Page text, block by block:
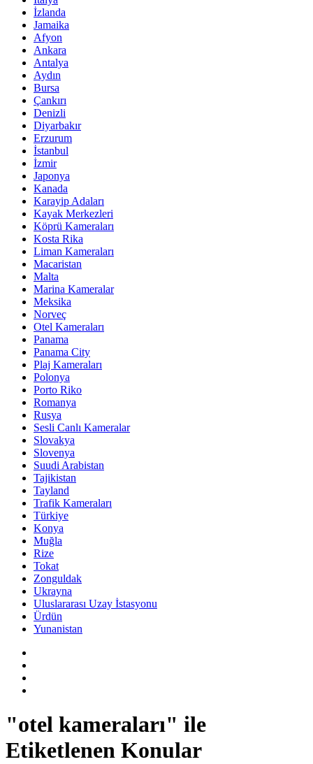
İzlanda
Jamaika
Afyon
Ankara
Antalya
Aydın
Bursa
Çankırı
Denizli
Diyarbakır
Erzurum
İstanbul
İzmir
Japonya
Kanada
Karayip Adaları
Kayak Merkezleri
Köprü Kameraları
Kosta Rika
Liman Kameraları
Macaristan
Malta
Marina Kameralar
Meksika
Norveç
Otel Kameraları
Panama
Panama City
Plaj Kameraları
Polonya
Porto Riko
Romanya
Rusya
Sesli Canlı Kameralar
Slovakya
Slovenya
Suudi Arabistan
Tajikistan
Tayland
Trafik Kameraları
Türkiye
Konya
Muğla
Rize
Tokat
Zonguldak
Ukrayna
Uluslararası Uzay İstasyonu
Ürdün
Yunanistan
"otel kameraları" ile
Etiketlenen Konular